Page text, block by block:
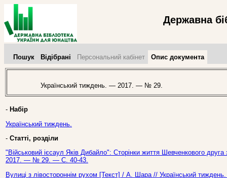
Державна
Пошук Відібрані Персональний кабінет Опис документа
Український тиждень. — 2017. — № 29.
- Набір
Український тиждень.
- Статті, розділи
"Військовий ієсаул Яків Дибайло": Сторінки життя Шевченкового
2017. — № 29. — С. 40-43.
Вулиці з лівостороннім рухом [Текст] / А. Шара // Український